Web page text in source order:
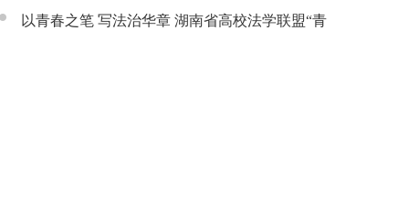
讲走进七星街镇仙洞中学
以青春之笔 写法治华章 湖南省高校法学联盟“青